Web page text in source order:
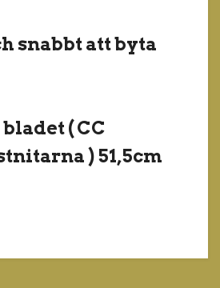
snabbt att byta
( CC
) 51,5cm